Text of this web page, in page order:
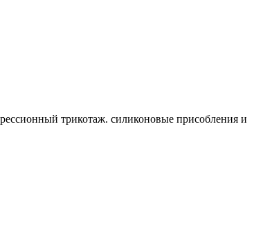
трикотаж. силиконовые присобления и